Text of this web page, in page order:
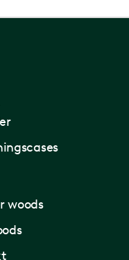
woods